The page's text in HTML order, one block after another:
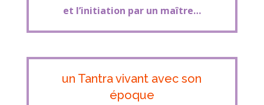
et l’initiation par un maître…
un Tantra vivant avec son
époque